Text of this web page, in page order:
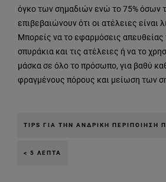
όγκο των σημαδιών ενώ το 75% όσων
επιβεβαιώνουν ότι οι ατέλειες είναι
Μπορείς να το εφαρμόσεις
σπυράκια και τις ατέλειες ή να το
μάσκα σε όλο το πρόσωπο, για βαθύ
φραγμένους πόρους και μείωση των
TIPS ΓΙΑ ΤΗΝ ΑΝΔΡΙΚΉ ΠΕΡΙΠΟΊΗΣΗ
< 5 ΛΕΠΤΆ